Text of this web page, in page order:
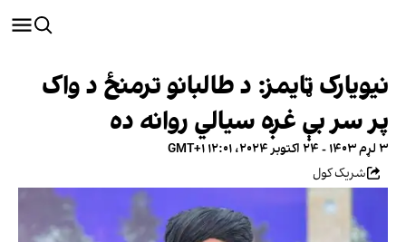
نیویارک ټایمز: د طالبانو ترمنځ د واک
پر سر بې غږه سیالي روانه ده
۳ لړم ۱۴۰۳ - ۲۴ اکتوبر ۲۰۲۴، ۱۲:۰۱ GMT+۱
شریک کول